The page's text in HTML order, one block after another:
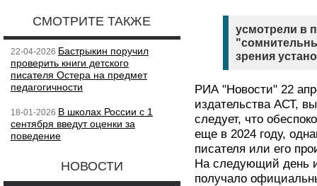
СМОТРИТЕ ТАКЖЕ
22-04-2026 Бастрыкин поручил
проверить книги детского
писателя Остера на предмет
педагогичности
18-01-2026 В школах России с 1
сентября введут оценки за
поведение
НОВОСТИ
усмотрели в
зрения
РИА "Новости" 22
издательства АСТ,
следует, что
еще в 2024 году,
писателя или его
На следующий день
получало